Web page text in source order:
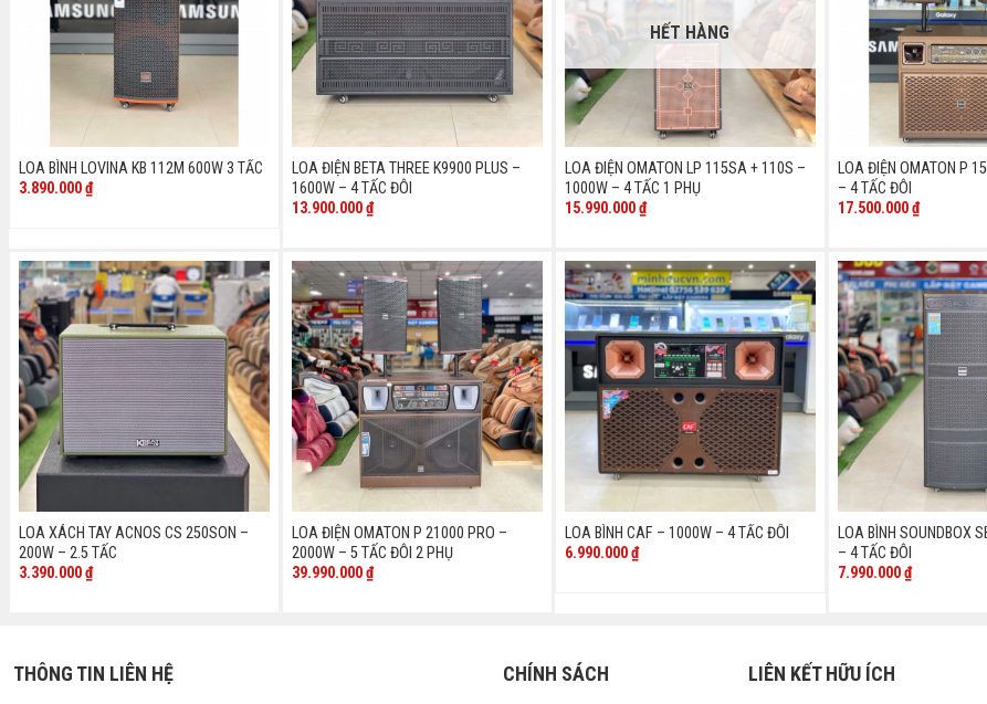
LOA BÌNH LOVINA KB 112M 600W 3 TẤC
3.890.000₫
LOA ĐIỆN BETA THREE K9900 PLUS –
1600W – 4 TẤC ĐÔI
13.900.000₫
HẾT HÀNG
LOA ĐIỆN OMATON LP 115SA + 110S –
1000W – 4 TẤC 1 PHỤ
15.990.000₫
LOA ĐIỆN OMATON P
– 4 TẤC ĐÔI
17.500.000₫
LOA XÁCH TAY ACNOS CS 250SON –
200W – 2.5 TẤC
3.390.000₫
LOA ĐIỆN OMATON P 21000 PRO –
2000W – 5 TẤC ĐÔI 2 PHỤ
39.990.000₫
LOA BÌNH CAF – 1000W – 4 TẤC ĐÔI
6.990.000₫
LOA BÌNH SOUNDBOX
– 4 TẤC ĐÔI
7.990.000₫
THÔNG TIN LIÊN HỆ CHÍNH SÁCH LIÊN KẾT HỮU ÍCH